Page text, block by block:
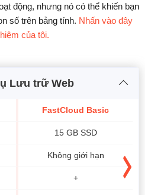
động, nhưng nó có thể khiến bạn
số trên bảng tính. Nhấn vào đây
của tôi.
Lưu trữ Web
FastCloud Basic
15 GB SSD
Không giới hạn
+